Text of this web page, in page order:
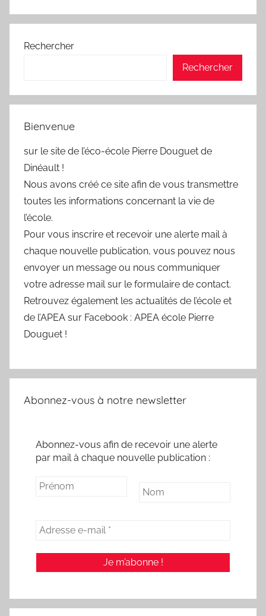
Rechercher
Rechercher
Bienvenue
sur le site de l’éco-école Pierre Douguet de
Dinéault !
Nous avons créé ce site afin de vous transmettre
toutes les informations concernant la vie de
l’école.
Pour vous inscrire et recevoir une alerte mail à
chaque nouvelle publication, vous pouvez nous
envoyer un message ou nous communiquer
votre adresse mail sur le formulaire de contact.
Retrouvez également les actualités de l’école et
de l’APEA sur Facebook : APEA école Pierre
Douguet !
Abonnez-vous à notre newsletter
Abonnez-vous afin de recevoir une alerte
par mail à chaque nouvelle publication :